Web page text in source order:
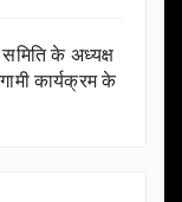
के अध्यक्ष
कार्यक्रम के